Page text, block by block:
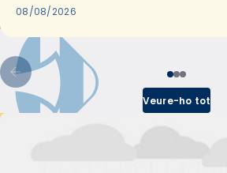
2018,…
08/08/2026
Veure-ho tot